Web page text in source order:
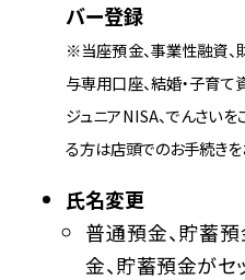
バー登録
※当座預金、事業性融資、
与専用口座、結婚・子育て
ジュニアNISA、でんさい
る方は店頭でのお手続きを
氏名変更
普通預金、貯蓄
金、貯蓄預金がセ